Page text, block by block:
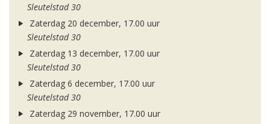
Sleutelstad 30
Zaterdag 20 december, 17.00 uur
Sleutelstad 30
Zaterdag 13 december, 17.00 uur
Sleutelstad 30
Zaterdag 6 december, 17.00 uur
Sleutelstad 30
Zaterdag 29 november, 17.00 uur